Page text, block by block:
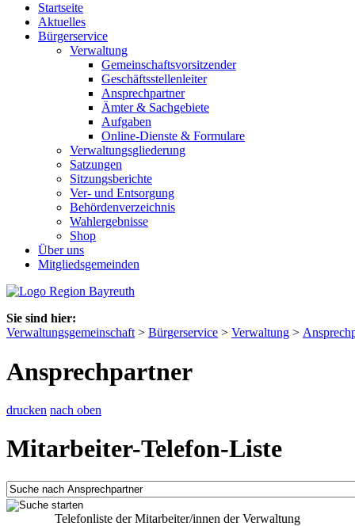
Startseite
Aktuelles
Bürgerservice
Verwaltung
Gemeinschaftsvorsitzender
Geschäftsstellenleiter
Ansprechpartner
Ämter & Sachgebiete
Aufgaben
Online-Dienste & Formulare
Verwaltungsgliederung
Satzungen
Sitzungsberichte
Ver- und Entsorgung
Behördenverzeichnis
Wahlergebnisse
Shop
Über uns
Mitgliedsgemeinden
Sie sind hier:
Verwaltungsgemeinschaft > Bürgerservice > Verwaltung >
Ansprechpartner
drucken nach oben
Mitarbeiter-Telefon-Liste
Telefonliste der Mitarbeiter/innen der Verwaltung